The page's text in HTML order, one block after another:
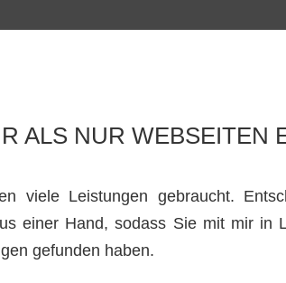
ALS NUR WEBSEITEN
viele Leistungen gebraucht.
einer Hand, sodass Sie mit mir in
gefunden haben.